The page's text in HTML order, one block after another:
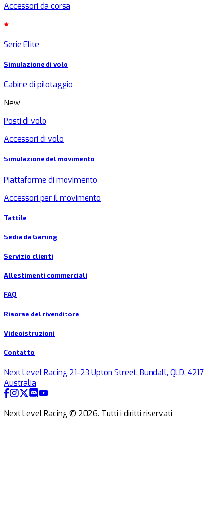
Accessori da corsa
Serie Elite
Simulazione di volo
Cabine di pilotaggio
New
Posti di volo
Accessori di volo
Simulazione del movimento
Piattaforme di movimento
Accessori per il movimento
Tattile
Sedia da Gaming
Servizio clienti
Allestimenti commerciali
FAQ
Risorse del rivenditore
Videoistruzioni
Contatto
Next Level Racing 21-23 Upton Street, Bundall, QLD, 4217
Australia
Next Level Racing © 2026. Tutti i diritti riservati